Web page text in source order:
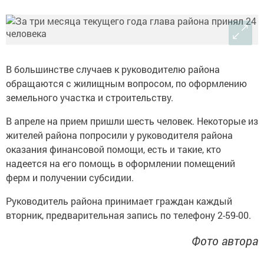
В большинстве случаев к руководителю района
обращаются с жилищным вопросом, по оформлению
земельного участка и строительству.
В апреле на прием пришли шесть человек. Некоторые из
жителей района попросили у руководителя района
оказания финансовой помощи, есть и такие, кто
надеется на его помощь в оформлении помещений
ферм и получении субсидии.
Руководитель района принимает граждан каждый
вторник, предварительная запись по телефону 2-59-00.
Фото автора